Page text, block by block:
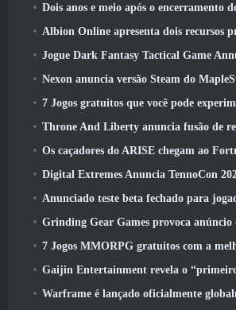
Dois anos e meio após o encerramento do jogo, Gamigo provoca o
Albion Online apresenta dois recursos principais de guerra de facções na
Jogue Dark Fantasy Tactical Game Annulus
Nexon anuncia versão Steam do
7 Jogos gratuitos que você pode experimentar
Throne And Liberty anuncia fusão de regiões e
Os caçadores do ARISE chegam ao Fortnite no
Digital Extremes Anuncia TennoCon 2026 Data
Anunciado teste beta fechado para jogadores de
Grinding Gear Games provoca
7 Jogos MMORPG gratuitos com a melhor
Gaijin Entertainment revela o “primeiro jogo de ação e
Warframe é lançado oficialmente globalmente